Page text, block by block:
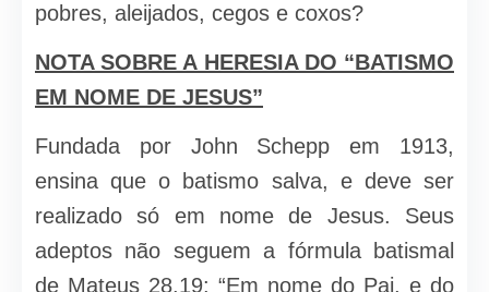
pobres, aleijados, cegos e co­xos?
NOTA SOBRE A HERESIA DO “BATISMO
EM NOME DE JESUS”
Fundada por John Schepp em 1913,
ensina que o batismo salva, e deve ser
realizado só em nome de Jesus. Seus
adeptos não seguem a fórmula batismal
de Mateus 28.19: “Em nome do Pai, e do